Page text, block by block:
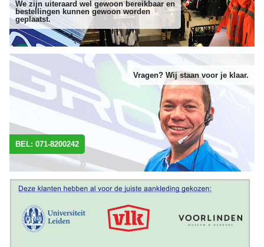
We zijn uiteraard wel gewoon bereikbaar en
bestellingen kunnen gewoon worden
geplaatst.
Vragen? Wij staan voor je klaar.
BEL: 071-8200242